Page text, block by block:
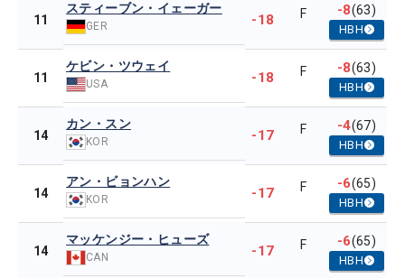
11
スティーブン・イェーガー
GER -18 F -8(63)
HBH
11
ケビン・ツウェイ
USA -18 F -8(63)
HBH
14
カン・スン
KOR -17 F -4(67)
HBH
14
アン・ビョンハン
KOR -17 F -6(65)
HBH
14
マッケンジー・ヒューズ
CAN -17 F -6(65)
HBH